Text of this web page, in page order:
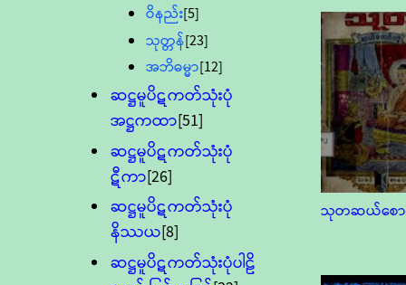
ဝိနည်း[5]
သုတ္တန်[23]
အဘိဓမ္မာ[12]
ဆဋ္ဌမူပိဋကတ်သုံးပုံ
အဋ္ဌကထာ[51]
ဆဋ္ဌမူပိဋကတ်သုံးပုံ
ဋီကာ[26]
ဆဋ္ဌမူပိဋကတ်သုံးပုံ
နိဿယ[8]
ဆဋ္ဌမူပိဋကတ်သုံးပုံပါဠိ
သုတဆယ်စေ